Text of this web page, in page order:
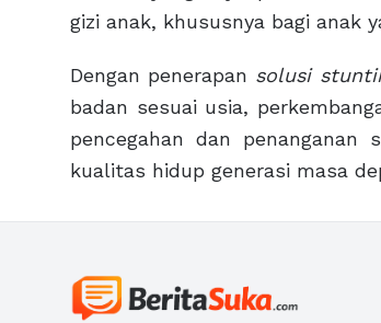
gizi anak, khususnya bagi anak
Dengan penerapan solusi
badan sesuai usia,
pencegahan dan
kualitas hidup generasi masa